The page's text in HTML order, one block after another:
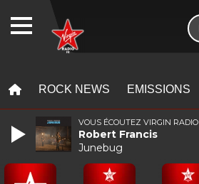
ROCK NEWS EMISSIONS
VOUS ÉCOUTEZ VIRGIN RADIO
Robert Francis
Junebug
WEBRADIO